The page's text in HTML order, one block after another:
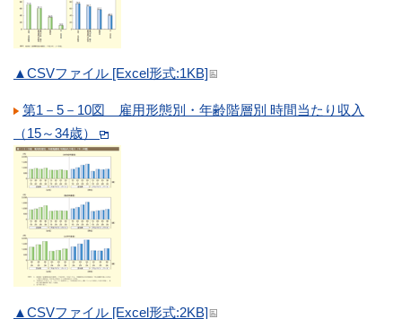
▲CSVファイル [Excel形式:1KB]
第1－5－10図 雇用形態別・年齢階層別 時間当たり収入
（15～34歳）
▲CSVファイル [Excel形式:2KB]